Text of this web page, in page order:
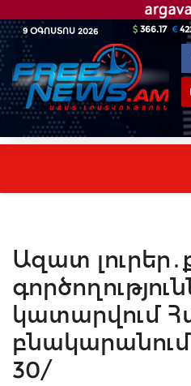
9 ՕԳՈՍՏՈՍ 2026 366.17
Ազատ
կատարվում
30/